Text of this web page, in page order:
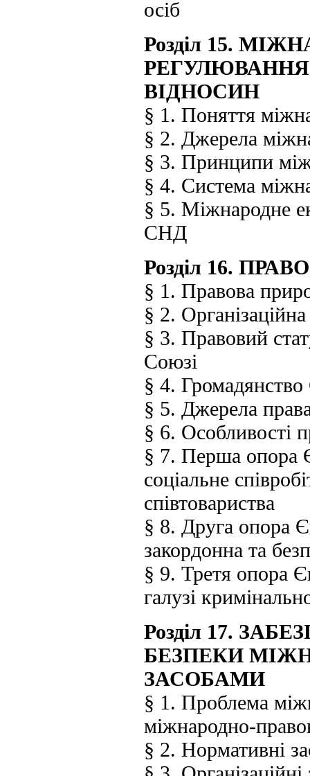
осіб
Розділ 15.
ВІДНОСИН
§ 1. Поняття
§ 2. Джерела
§ 3. Принципи
§ 4. Система
§ 5. Міжнародне
СНД
Розділ 16.
§ 1. Правова
§ 2.
§ 3. Правовий
Союзі
§ 4.
§ 5. Джерела
§ 6. Особливості
§ 7. Перша опора
соціальне
співтовариства
§ 8. Друга опора
закордонна та
§ 9. Третя опора
галузі
Розділ 17.
БЕЗПЕКИ
ЗАСОБАМИ
§ 1. Проблема
міжнародно-
§ 2. Нормативні